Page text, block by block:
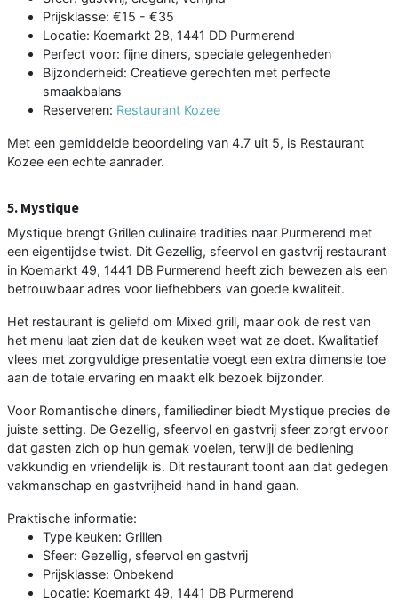
Prijsklasse: €15 - €35
Locatie: Koemarkt 28, 1441 DD Purmerend
Perfect voor: fijne diners, speciale gelegenheden
Bijzonderheid: Creatieve gerechten met perfecte
smaakbalans
Reserveren: Restaurant Kozee
Met een gemiddelde beoordeling van 4.7 uit 5, is Restaurant
Kozee een echte aanrader.
5. Mystique
Mystique brengt Grillen culinaire tradities naar Purmerend met
een eigentijdse twist. Dit Gezellig, sfeervol en gastvrij restaurant
in Koemarkt 49, 1441 DB Purmerend heeft zich bewezen als een
betrouwbaar adres voor liefhebbers van goede kwaliteit.
Het restaurant is geliefd om Mixed grill, maar ook de rest van
het menu laat zien dat de keuken weet wat ze doet. Kwalitatief
vlees met zorgvuldige presentatie voegt een extra dimensie toe
aan de totale ervaring en maakt elk bezoek bijzonder.
Voor Romantische diners, familiediner biedt Mystique precies de
juiste setting. De Gezellig, sfeervol en gastvrij sfeer zorgt ervoor
dat gasten zich op hun gemak voelen, terwijl de bediening
vakkundig en vriendelijk is. Dit restaurant toont aan dat gedegen
vakmanschap en gastvrijheid hand in hand gaan.
Praktische informatie:
Type keuken: Grillen
Sfeer: Gezellig, sfeervol en gastvrij
Prijsklasse: Onbekend
Locatie: Koemarkt 49, 1441 DB Purmerend